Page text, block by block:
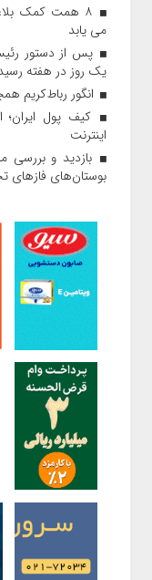
۸ همت کمک
می یابد
پس از دستور
یک روز در هفته
انگور رباط‌کریم
کیف پول ایران؛
اینترنت
بازدید و بررسی
بوستان‌های